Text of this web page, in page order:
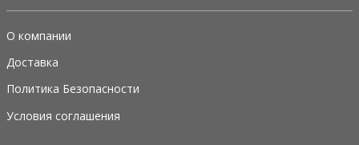
О компании
Доставка
Политика Безопасности
Условия соглашения